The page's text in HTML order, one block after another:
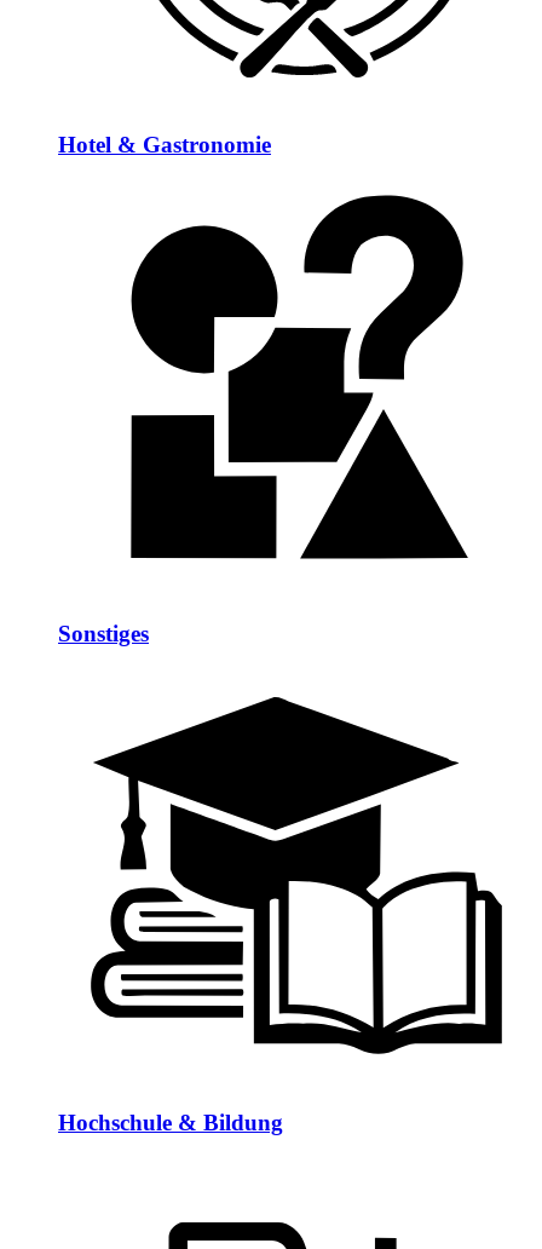
Hotel & Gastronomie
Sonstiges
Hochschule & Bildung